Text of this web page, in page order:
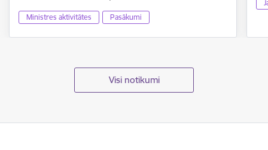
Ministres aktivitātes Pasākumi
Visi notikumi